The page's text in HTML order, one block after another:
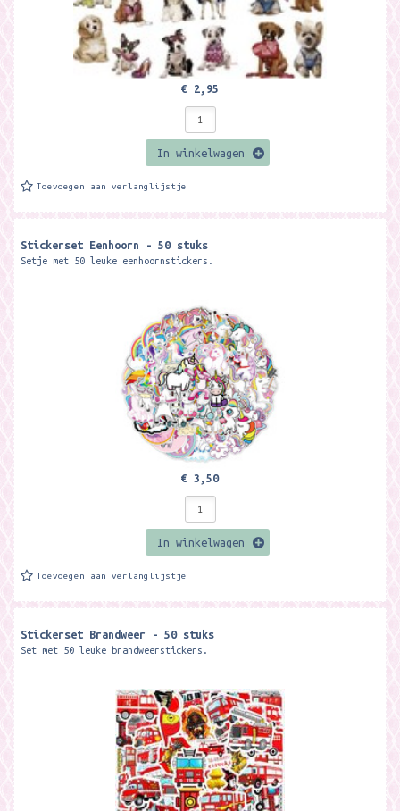
€ 2,95
In winkelwagen
Toevoegen aan verlanglijstje
Stickerset Eenhoorn - 50 stuks
Setje met 50 leuke eenhoornstickers.
€ 3,50
In winkelwagen
Toevoegen aan verlanglijstje
Stickerset Brandweer - 50 stuks
Set met 50 leuke brandweerstickers.